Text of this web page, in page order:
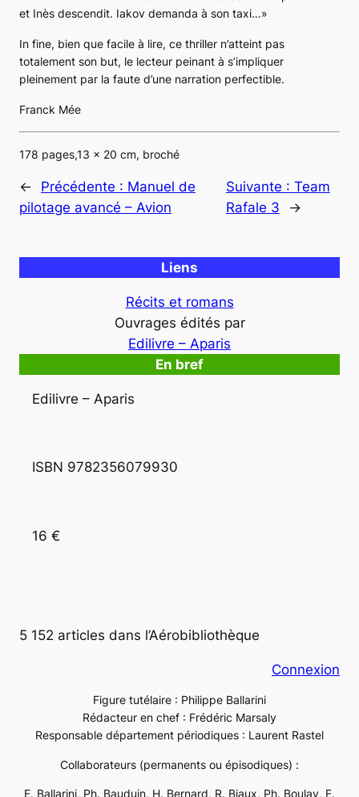
et Inès descendit. Iakov demanda à son taxi…»
In fine, bien que facile à lire, ce thriller n’atteint pas
totalement son but, le lecteur peinant à s’impliquer
pleinement par la faute d’une narration perfectible.
Franck Mée
178 pages,13 x 20 cm, broché
← Précédente : Manuel de
pilotage avancé – Avion
Suivante : Team
Rafale 3
→
Liens
Récits et romans
Ouvrages édités par
Edilivre – Aparis
En bref
Edilivre – Aparis
ISBN 9782356079930
16 €
5 152 articles dans l’Aérobibliothèque
Connexion
Figure tutélaire : Philippe Ballarini
Rédacteur en chef : Frédéric Marsaly
Responsable département périodiques : Laurent Rastel
Collaborateurs (permanents ou épisodiques) :
E. Ballarini, Ph. Bauduin, H. Bernard, R. Biaux, Ph. Boulay, F.